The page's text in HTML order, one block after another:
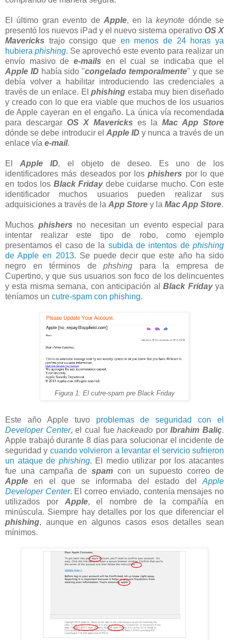
El último gran evento de Apple, en lakeynote dónde se
presentó los nuevos iPad y el nuevo sistema operativo OS X
Mavericks trajo consigo que en menos de 24 horas ya
hubieraphishing. Se aprovechó este evento para realizar un
envío masivo dee-mails en el cual se indicaba que el
Apple ID había sido "congelado temporalmente" y que se
debía volver a habilitar introduciendo las credenciales a
través de un enlace. Elphishing estaba muy bien diseñado
y creado con lo que era viable que muchos de los usuarios
de Apple cayeran en el engaño. La única vía recomendada
para descargar OS X Mavericks es la Mac App Store
dónde se debe introducir el Apple ID y nunca a través de un
enlace vía e-mail.
El Apple ID, el objeto de deseo. Es uno de los
identificadores más deseados por losphishers por lo que
en todos los Black Fridaydebe cuidarse mucho. Con este
identificador muchos usuarios pueden realizar sus
adquisiciones a través de la App Store y la Mac App Store.
Muchos phishers no necesitan un evento especial para
intentar realizar este tipo de robo, como ejemplo
presentamos el caso de la subida de intentos dephishing
de Apple en 2013. Se puede decir que este año ha sido
negro en términos de phshing para la empresa de
Cupertino, y que sus usuarios son foco de los delincuentes
y esta misma semana, con anticipación alBlack Fridayya
teníamos un cutre-spam con phishing.
Figura 1: El cutre-spam pre Black Friday
Este año Apple tuvo problemas de seguridad con el
Developer Center, el cual fuehackeado porIbrahim Baliç.
Apple trabajó durante 8 días para solucionar el incidente de
seguridad y cuando volvieron a levantar el servicio sufrieron
un ataque de phishing. El medio utilizar por los atacantes
fue una campaña de spam con un supuesto correo de
Apple en el que se informaba del estado del Apple
Developer Center. El correo enviado, contenía mensajes no
utilizados por Apple, el nombre de la compañía en
minúscula. Siempre hay detalles por los que diferenciar el
phishing, aunque en algunos casos esos detalles sean
mínimos.